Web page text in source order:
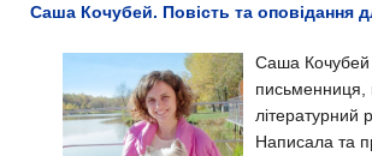
Саша Кочубей. Повість та оповідання
Саша Кочубей
письменниця,
літературний
Написала та